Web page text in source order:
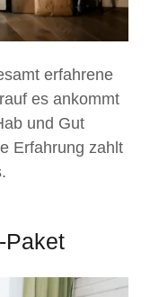
erfahrene
es ankommt
und Gut
Erfahrung zahlt
Paket